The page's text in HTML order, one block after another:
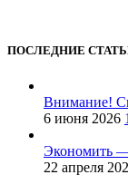
ПОСЛЕДНИЕ
Внимание!
6 июня 2026
Экономить —
22 апреля